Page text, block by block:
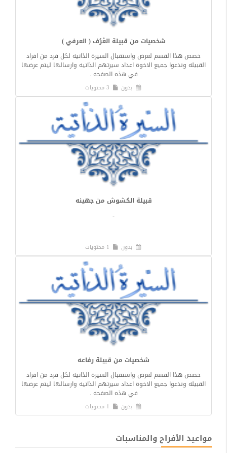
شخصيات من قبيلة العْرُف ( العرفي )
خصص هذا القسم لعرض واستقبال السيرة الذاتيه لكل فرد من افراد
القبيله وندعوا جميع الاخوة اعداد سيرتهم الذاتيه وارسالها ليتم عرضها
في هذه الصفحه .
بدون
قبيلة الكشوش من جهينه
-
بدون
شخصيات من قبيلة رفاعه
خصص هذا القسم لعرض واستقبال السيرة الذاتيه لكل فرد من افراد
القبيله وندعوا جميع الاخوة اعداد سيرتهم الذاتيه وارسالها ليتم عرضها
في هذه الصفحه .
بدون
مواعيد الأفراح والمناسبات